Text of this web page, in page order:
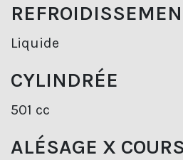
Liquide
CYLINDRÉE
501 cc
ALÉSAGE X